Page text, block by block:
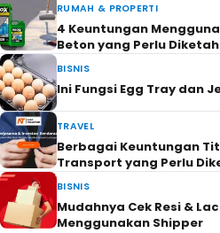
RUMAH & PROPERTI
4 Keuntungan
Beton yang Perlu
BISNIS
Ini Fungsi Egg Tray dan
TRAVEL
Berbagai Keuntungan
Transport yang Perlu
BISNIS
Mudahnya Cek Resi &
Menggunakan Shipper